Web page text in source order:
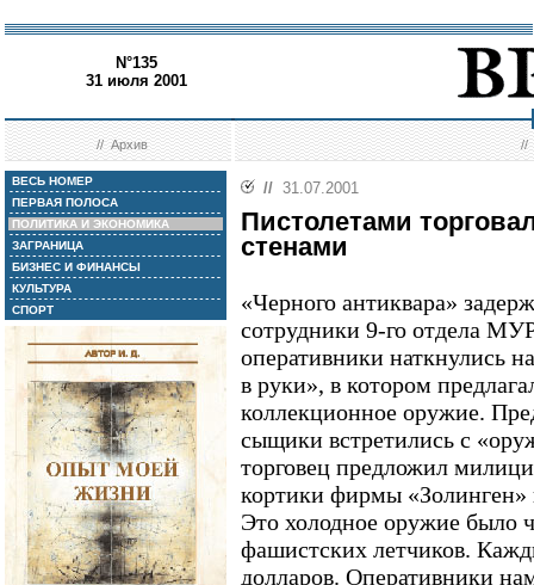
N°135
31 июля 2001
//Архив //
ВЕСЬ НОМЕР
ПЕРВАЯ ПОЛОСА
ПОЛИТИКА И ЭКОНОМИКА
ЗАГРАНИЦА
БИЗНЕС И ФИНАНСЫ
КУЛЬТУРА
СПОРТ
// 31.07.2001
Пистолетами
стенами
«Черного антиквара»
сотрудники 9-го отдела
оперативники наткнулись
в руки», в котором
коллекционное оружие.
сыщики встретились с
торговец предложил
кортики фирмы «Золинген»
Это холодное оружие было
фашистских летчиков.
долларов. Оперативники